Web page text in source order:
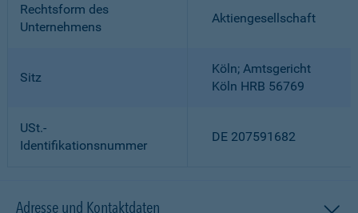
Rechtsform des
Unternehmens
Aktiengesellschaft
Sitz
Köln; Amtsgericht
Köln HRB 56769
USt.-
Identifikationsnummer
DE 207591682
Adresse und Kontaktdaten